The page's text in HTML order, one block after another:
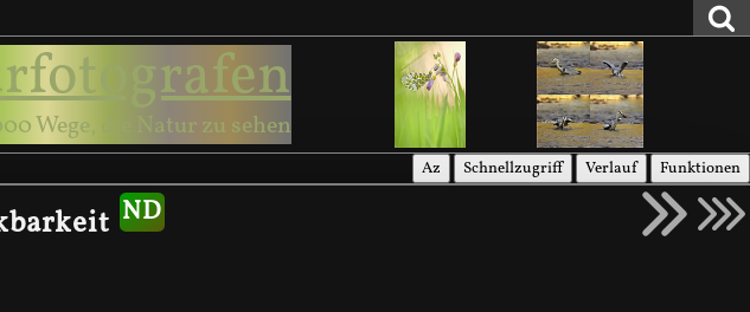
Wege, die Natur zu sehen
Az Schnellzugriff Verlauf Funktionen